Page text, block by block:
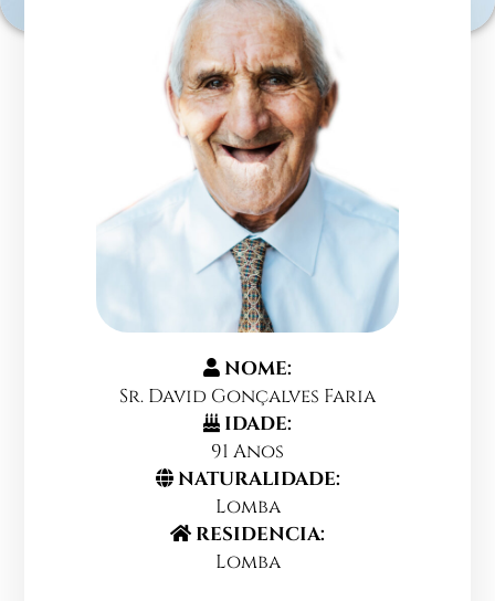
NOME:
Sr. David Gonçalves Faria
IDADE:
91 Anos
NATURALIDADE:
Lomba
RESIDENCIA:
Lomba